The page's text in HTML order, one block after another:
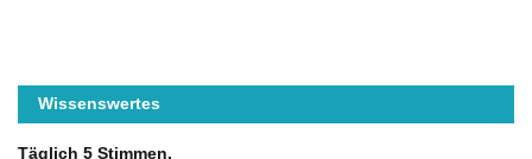
Wissenswertes
Täglich 5 Stimmen.